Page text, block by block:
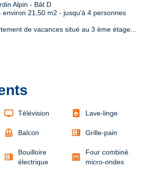
Alpin - Bât D
environ 21,50 m2 - jusqu'à 4 personnes
de vacances situé au 3 ème étage...
tv Télévision local_laundry_service Lave-linge
balcony Balcon microwave Grille-pain
microwave
Bouilloire
électrique
Four combiné
micro-ondes